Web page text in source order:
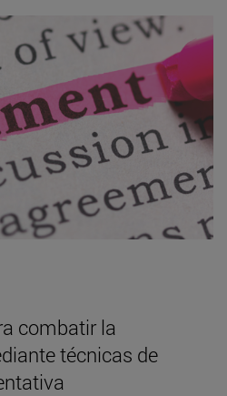
combatir la
técnicas de